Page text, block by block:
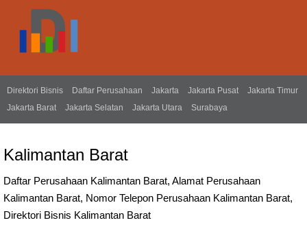
Direktori Bisnis Daftar Perusahaan Jakarta Jakarta Pusat
Jakarta Timur
Jakarta Barat
Jakarta Selatan Jakarta Utara Surabaya
Kalimantan Barat
Daftar Perusahaan Kalimantan Barat, Alamat Perusahaan
Kalimantan Barat, Nomor Telepon Perusahaan Kalimantan Barat,
Direktori Bisnis Kalimantan Barat